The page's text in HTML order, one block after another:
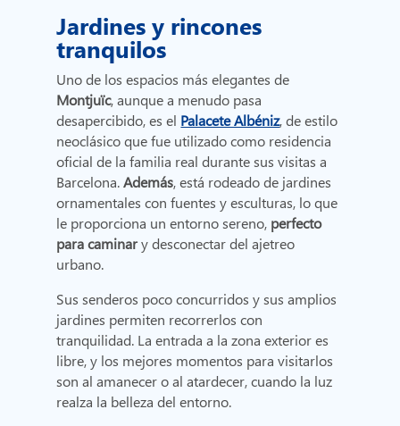
Jardines y rincones
tranquilos
Uno de los espacios más elegantes de
Montjuïc, aunque a menudo pasa
desapercibido, es el Palacete Albéniz, de estilo
neoclásico que fue utilizado como residencia
oficial de la familia real durante sus visitas a
Barcelona.Además, está rodeado de jardines
ornamentales con fuentes y esculturas, lo que
le proporciona un entorno sereno, perfecto
para caminary desconectar del ajetreo
urbano.
Sus senderos poco concurridos y sus amplios
jardines permiten recorrerlos con
tranquilidad. La entrada a la zona exterior es
libre, y los mejores momentos para visitarlos
son al amanecer o al atardecer, cuando la luz
realza la belleza del entorno.